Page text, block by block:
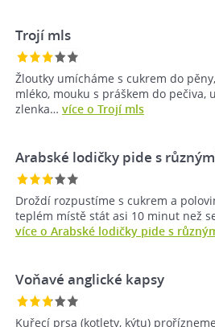
Trojí mls
Žloutky umícháme s cukrem do
mléko, mouku s práškem do pečiva,
zlenka… více o Trojí mls
Arabské lodičky pide s
Droždí rozpustíme s cukrem a
teplém místě stát asi 10 minut než
více o Arabské lodičky pide s
Voňavé anglické kapsy
Kuřecí prsa (kotlety, kýtu)